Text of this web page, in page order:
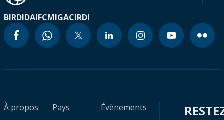
BIRDIDAIFCMIGACIRDI
À propos
Pays
Évènements